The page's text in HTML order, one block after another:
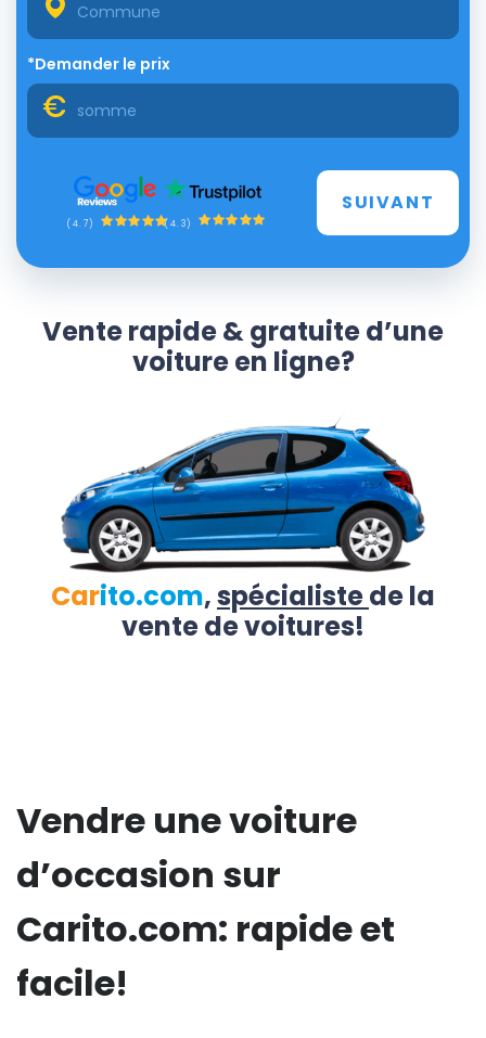
*Demander le prix
(4.7) (4.3)
SUIVANT
Vente rapide & gratuite d’une
voiture en ligne?
Carito.com,spécialistede la
vente de voitures!
Vendre une voiture
d’occasion sur
Carito.com: rapide et
facile!